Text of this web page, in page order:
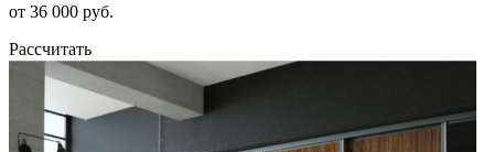
от 36 000 руб.
Рассчитать